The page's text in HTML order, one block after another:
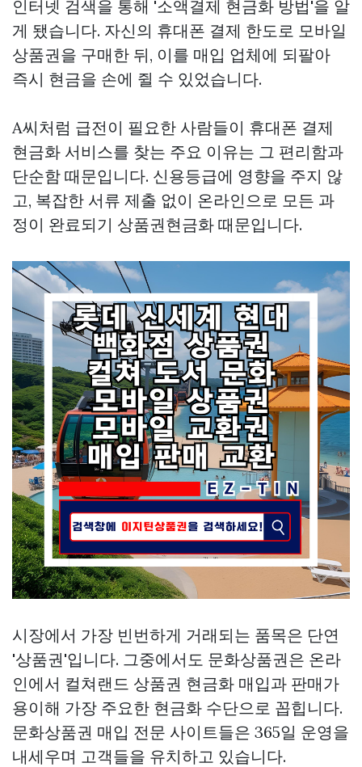
인터넷 검색을 통해 '소액결제 현금화 방법'을 알
게 됐습니다. 자신의 휴대폰 결제 한도로 모바일
상품권을 구매한 뒤, 이를 매입 업체에 되팔아
즉시 현금을 손에 쥘 수 있었습니다.
A씨처럼 급전이 필요한 사람들이 휴대폰 결제
현금화 서비스를 찾는 주요 이유는 그 편리함과
단순함 때문입니다. 신용등급에 영향을 주지 않
고, 복잡한 서류 제출 없이 온라인으로 모든 과
정이 완료되기 상품권현금화 때문입니다.
시장에서 가장 빈번하게 거래되는 품목은 단연
'상품권'입니다. 그중에서도 문화상품권은 온라
인에서 컬쳐랜드 상품권 현금화 매입과 판매가
용이해 가장 주요한 현금화 수단으로 꼽힙니다.
문화상품권 매입 전문 사이트들은 365일 운영을
내세우며 고객들을 유치하고 있습니다.